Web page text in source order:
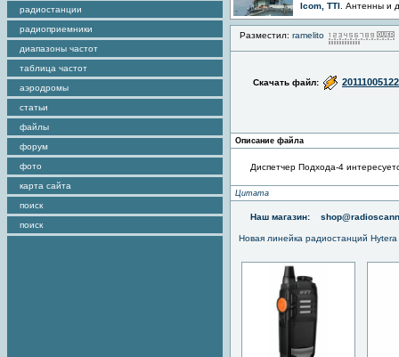
радиостанции
радиоприемники
диапазоны частот
таблица частот
аэродромы
статьи
файлы
форум
фото
карта сайта
поиск
поиск
Icom, TTI . Антенны и
Разместил: ramelito
Скачать файл:
Описание файла
Диспетчер Подхода-4
Цитата
Наш магазин:
Новая линейка радиостанций